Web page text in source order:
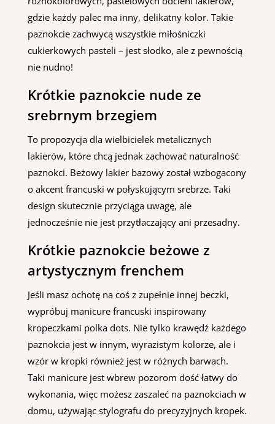
gdzie każdy palec ma inny, delikatny kolor. Takie
paznokcie zachwycą wszystkie miłośniczki
cukierkowych pasteli – jest słodko, ale z pewnością
nie nudno!
Krótkie paznokcie nude ze
srebrnym brzegiem
To propozycja dla wielbicielek metalicznych
lakierów, które chcą jednak zachować naturalność
paznokci. Beżowy lakier bazowy został wzbogacony
o akcent francuski w połyskującym srebrze. Taki
design skutecznie przyciąga uwagę, ale
jednocześnie nie jest przytłaczający ani przesadny.
Krótkie paznokcie beżowe z
artystycznym frenchem
Jeśli masz ochotę na coś z zupełnie innej beczki,
wypróbuj manicure francuski inspirowany
kropeczkami polka dots. Nie tylko krawędź każdego
paznokcia jest w innym, wyrazistym kolorze, ale i
wzór w kropki również jest w różnych barwach.
Taki manicure jest wbrew pozorom dość łatwy do
wykonania, więc możesz zaszaleć na paznokciach w
domu, używając stylografu do precyzyjnych kropek.